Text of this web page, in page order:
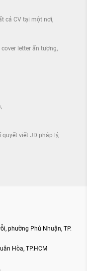
cả CV tại một nơi
letter ấn tượng
quyết viết JD pháp lý
phường Phú Nhuận, TP.
Hòa, TP.HCM